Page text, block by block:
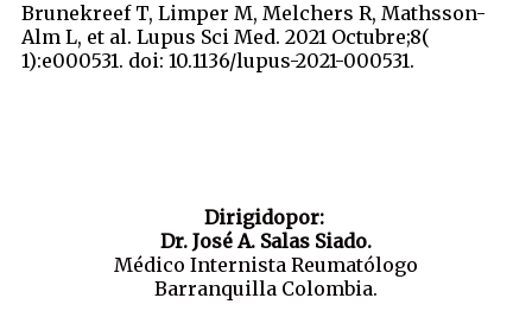
Brunekreef T, Limper M, Melchers R, Mathsson-
Alm L, et al. Lupus Sci Med. 2021 Octubre;8(
1):e000531. doi: 10.1136/lupus-2021-000531.
Dirigidopor:
Dr. José A. Salas Siado.
Médico Internista Reumatólogo
Barranquilla Colombia.